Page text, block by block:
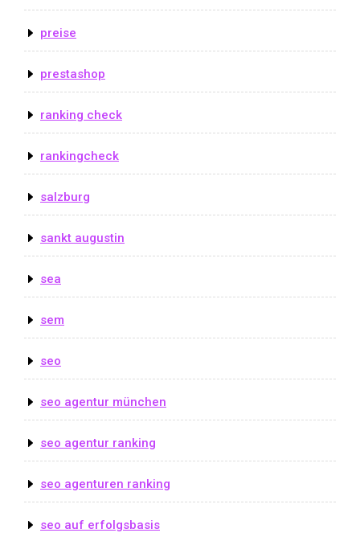
preise
prestashop
ranking check
rankingcheck
salzburg
sankt augustin
sea
sem
seo
seo agentur münchen
seo agentur ranking
seo agenturen ranking
seo auf erfolgsbasis